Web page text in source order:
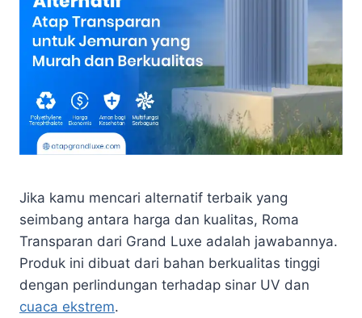
Jika kamu mencari alternatif terbaik yang
seimbang antara harga dan kualitas, Roma
Transparan dari Grand Luxe adalah jawabannya.
Produk ini dibuat dari bahan berkualitas tinggi
dengan perlindungan terhadap sinar UV dan
cuaca ekstrem.